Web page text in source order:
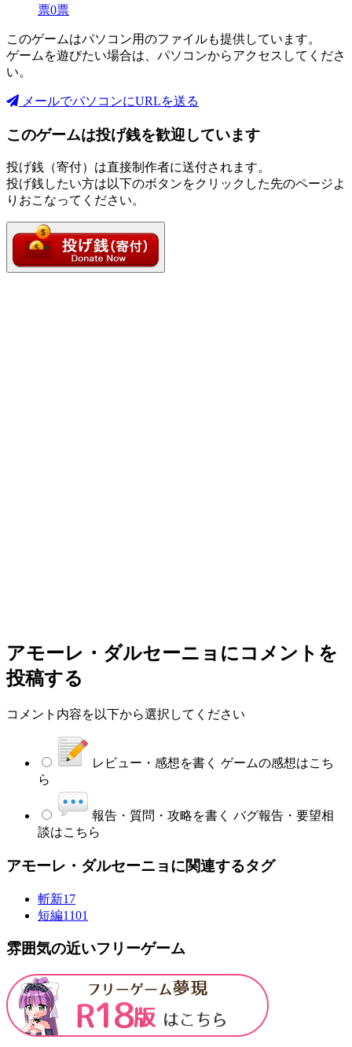
票0票
このゲームはパソコン用のファイルも提供しています。
ゲームを遊びたい場合は、パソコンからアクセスしてくださ
い。
メールでパソコンにURLを送る
このゲームは投げ銭を歓迎しています
投げ銭（寄付）は直接制作者に送付されます。
投げ銭したい方は以下のボタンをクリックした先のページよ
りおこなってください。
アモーレ・ダルセーニョ にコメントを
投稿する
コメント内容を以下から選択してください
レビュー・感想を書く ゲームの感想はこち
ら
報告・質問・攻略を書く バグ報告・要望相
談はこちら
アモーレ・ダルセーニョに関連するタグ
斬新17
短編1101
雰囲気の近いフリーゲーム